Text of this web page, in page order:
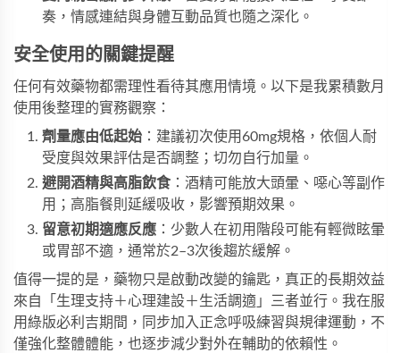
奏，情感連結與身體互動品質也隨之深化。
安全使用的關鍵提醒
任何有效藥物都需理性看待其應用情境。以下是我累積數月
使用後整理的實務觀察：
劑量應由低起始 ：建議初次使用60mg規格，依個人耐
受度與效果評估是否調整；切勿自行加量。
避開酒精與高脂飲食：酒精可能放大頭暈、噁心等副作
用；高脂餐則延緩吸收，影響預期效果。
留意初期適應反應 ：少數人在初用階段可能有輕微眩暈
或胃部不適，通常於2–3次後趨於緩解。
值得一提的是，藥物只是啟動改變的鑰匙，真正的長期效益
來自「生理支持＋心理建設＋生活調適」三者並行。我在服
用綠版必利吉期間，同步加入正念呼吸練習與規律運動，不
僅強化整體體能，也逐步減少對外在輔助的依賴性。